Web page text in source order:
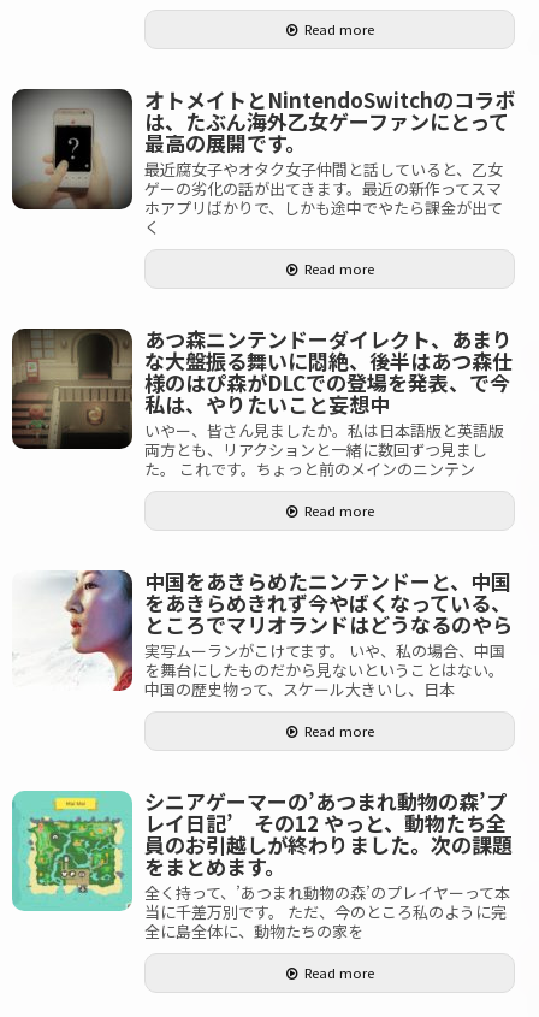
Read more
オトメイトとNintendoSwitchのコラボ
は、たぶん海外乙女ゲーファンにとって
最高の展開です。
最近腐女子やオタク女子仲間と話していると、乙女
ゲーの劣化の話が出てきます。最近の新作ってスマ
ホアプリばかりで、しかも途中でやたら課金が出て
く
Read more
あつ森ニンテンドーダイレクト、あまり
な大盤振る舞いに悶絶、後半はあつ森仕
様のはぴ森がDLCでの登場を発表、で今
私は、やりたいこと妄想中
いやー、皆さん見ましたか。私は日本語版と英語版
両方とも、リアクションと一緒に数回ずつ見まし
た。 これです。ちょっと前のメインのニンテン
Read more
中国をあきらめたニンテンドーと、中国
をあきらめきれず今やばくなっている、
ところでマリオランドはどうなるのやら
実写ムーランがこけてます。 いや、私の場合、中国
を舞台にしたものだから見ないということはない。
中国の歴史物って、スケール大きいし、日本
Read more
シニアゲーマーの’あつまれ動物の森’プ
レイ日記’ その12 やっと、動物たち全
員のお引越しが終わりました。次の課題
をまとめます。
全く持って、’あつまれ動物の森’のプレイヤーって本
当に千差万別です。 ただ、今のところ私のように完
全に島全体に、動物たちの家を
Read more